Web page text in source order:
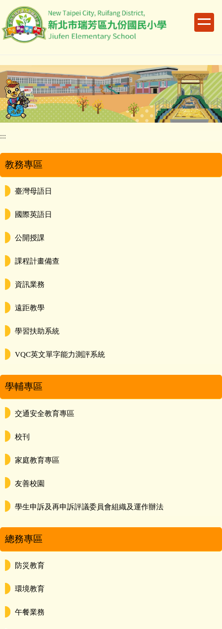
到
主
容
區
:::
教務專區
臺灣母語日
國際英語日
公開授課
課程計畫備查
資訊業務
遠距教學
學習扶助系統
VQC英文單字能力測評系統
學輔專區
交通安全教育專區
校刊
家庭教育專區
友善校園
學生申訴及再申訴評議委員會組織及運作辦法
總務專區
防災教育
環境教育
午餐業務